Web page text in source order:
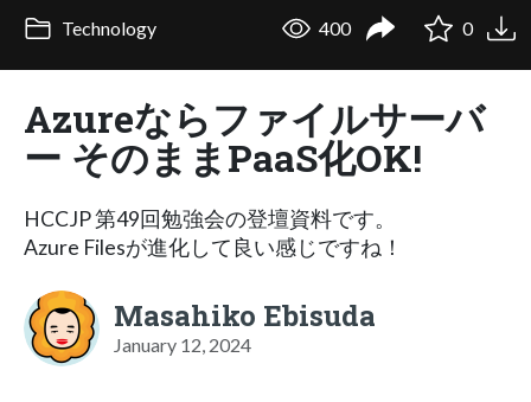
Technology 400 0
Azureならファイルサーバ
ー そのままPaaS化OK!
HCCJP 第49回勉強会の登壇資料です。
Azure Filesが進化して良い感じですね！
Masahiko Ebisuda
January 12, 2024